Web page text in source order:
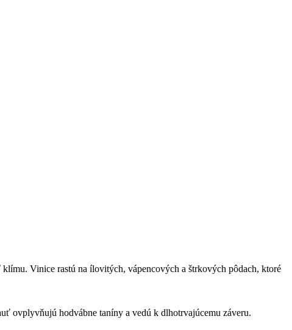
Vinice rastú na ílovitých, vápencových a štrkových pôdach, ktoré
ovplyvňujú hodvábne taníny a vedú k dlhotrvajúcemu záveru.